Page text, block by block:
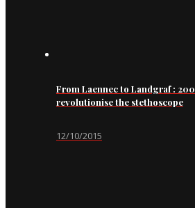
From Laennec to Landgraf :
revolutionise the stethoscope
12/10/2015